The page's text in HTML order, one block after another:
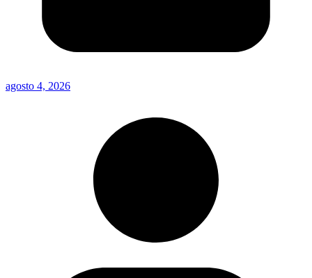
agosto 4, 2026